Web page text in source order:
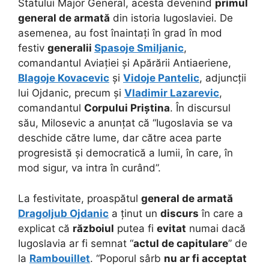
Statului Major General, acesta devenind primul
general de armată din istoria Iugoslaviei. De
asemenea, au fost înaintați în grad în mod
festiv generalii Spasoje Smiljanic,
comandantul Aviației și Apărării Antiaeriene,
Blagoje Kovacevic și Vidoje Pantelic, adjuncții
lui Ojdanic, precum și Vladimir Lazarevic,
comandantul Corpului Priștina. În discursul
său, Milosevic a anunțat că “Iugoslavia se va
deschide către lume, dar către acea parte
progresistă și democratică a lumii, în care, în
mod sigur, va intra în curând”.
La festivitate, proaspătul general de armată
Dragoljub Ojdanic a ținut un discurs în care a
explicat că războiul putea fi evitat numai dacă
Iugoslavia ar fi semnat “actul de capitulare” de
la Rambouillet. “Poporul sârb nu ar fi acceptat